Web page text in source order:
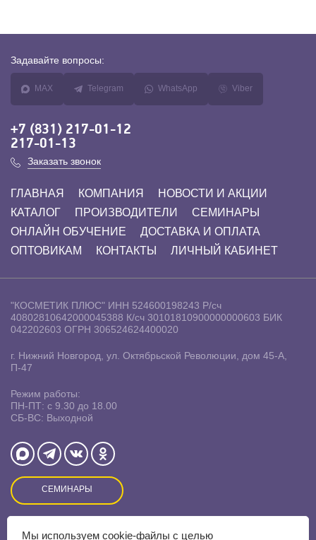
Задавайте вопросы:
MAX Telegram WhatsApp Viber
+7 (831) 217-01-12
217-01-13
Заказать звонок
ГЛАВНАЯ КОМПАНИЯ
НОВОСТИ И АКЦИИ
КАТАЛОГ
ПРОИЗВОДИТЕЛИ
СЕМИНАРЫ
ОНЛАЙН ОБУЧЕНИЕ
ДОСТАВКА И ОПЛАТА
ОПТОВИКАМ
КОНТАКТЫ ЛИЧНЫЙ КАБИНЕТ
"КОСМЕТИК ПЛЮС" ИНН 524600198243 Р/сч
40802810642000045388 К/сч 30101810900000000603 БИК
042202603 ОГРН 306524624400020
г. Нижний Новгород, ул. Октябрьской Революции, дом 45-А,
П-47
Режим работы:
ПН-ПТ: с 9.30 до 18.00
СБ-ВС: Выходной
СЕМИНАРЫ
Оставляя заявку на сайте, Вы даете свое согласие на
Мы используем cookie-файлы с целью